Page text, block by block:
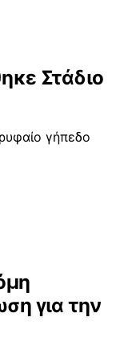
Στάδιο
γήπεδο
για την